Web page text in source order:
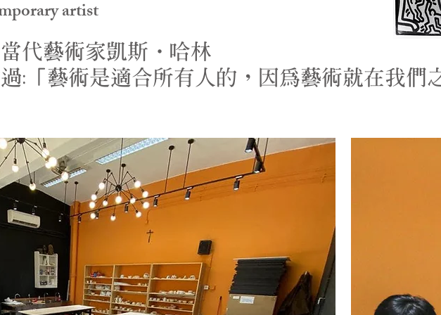
artist
代藝術家凱斯·哈林
:「藝術是適合所有人的，因為藝術就在我們